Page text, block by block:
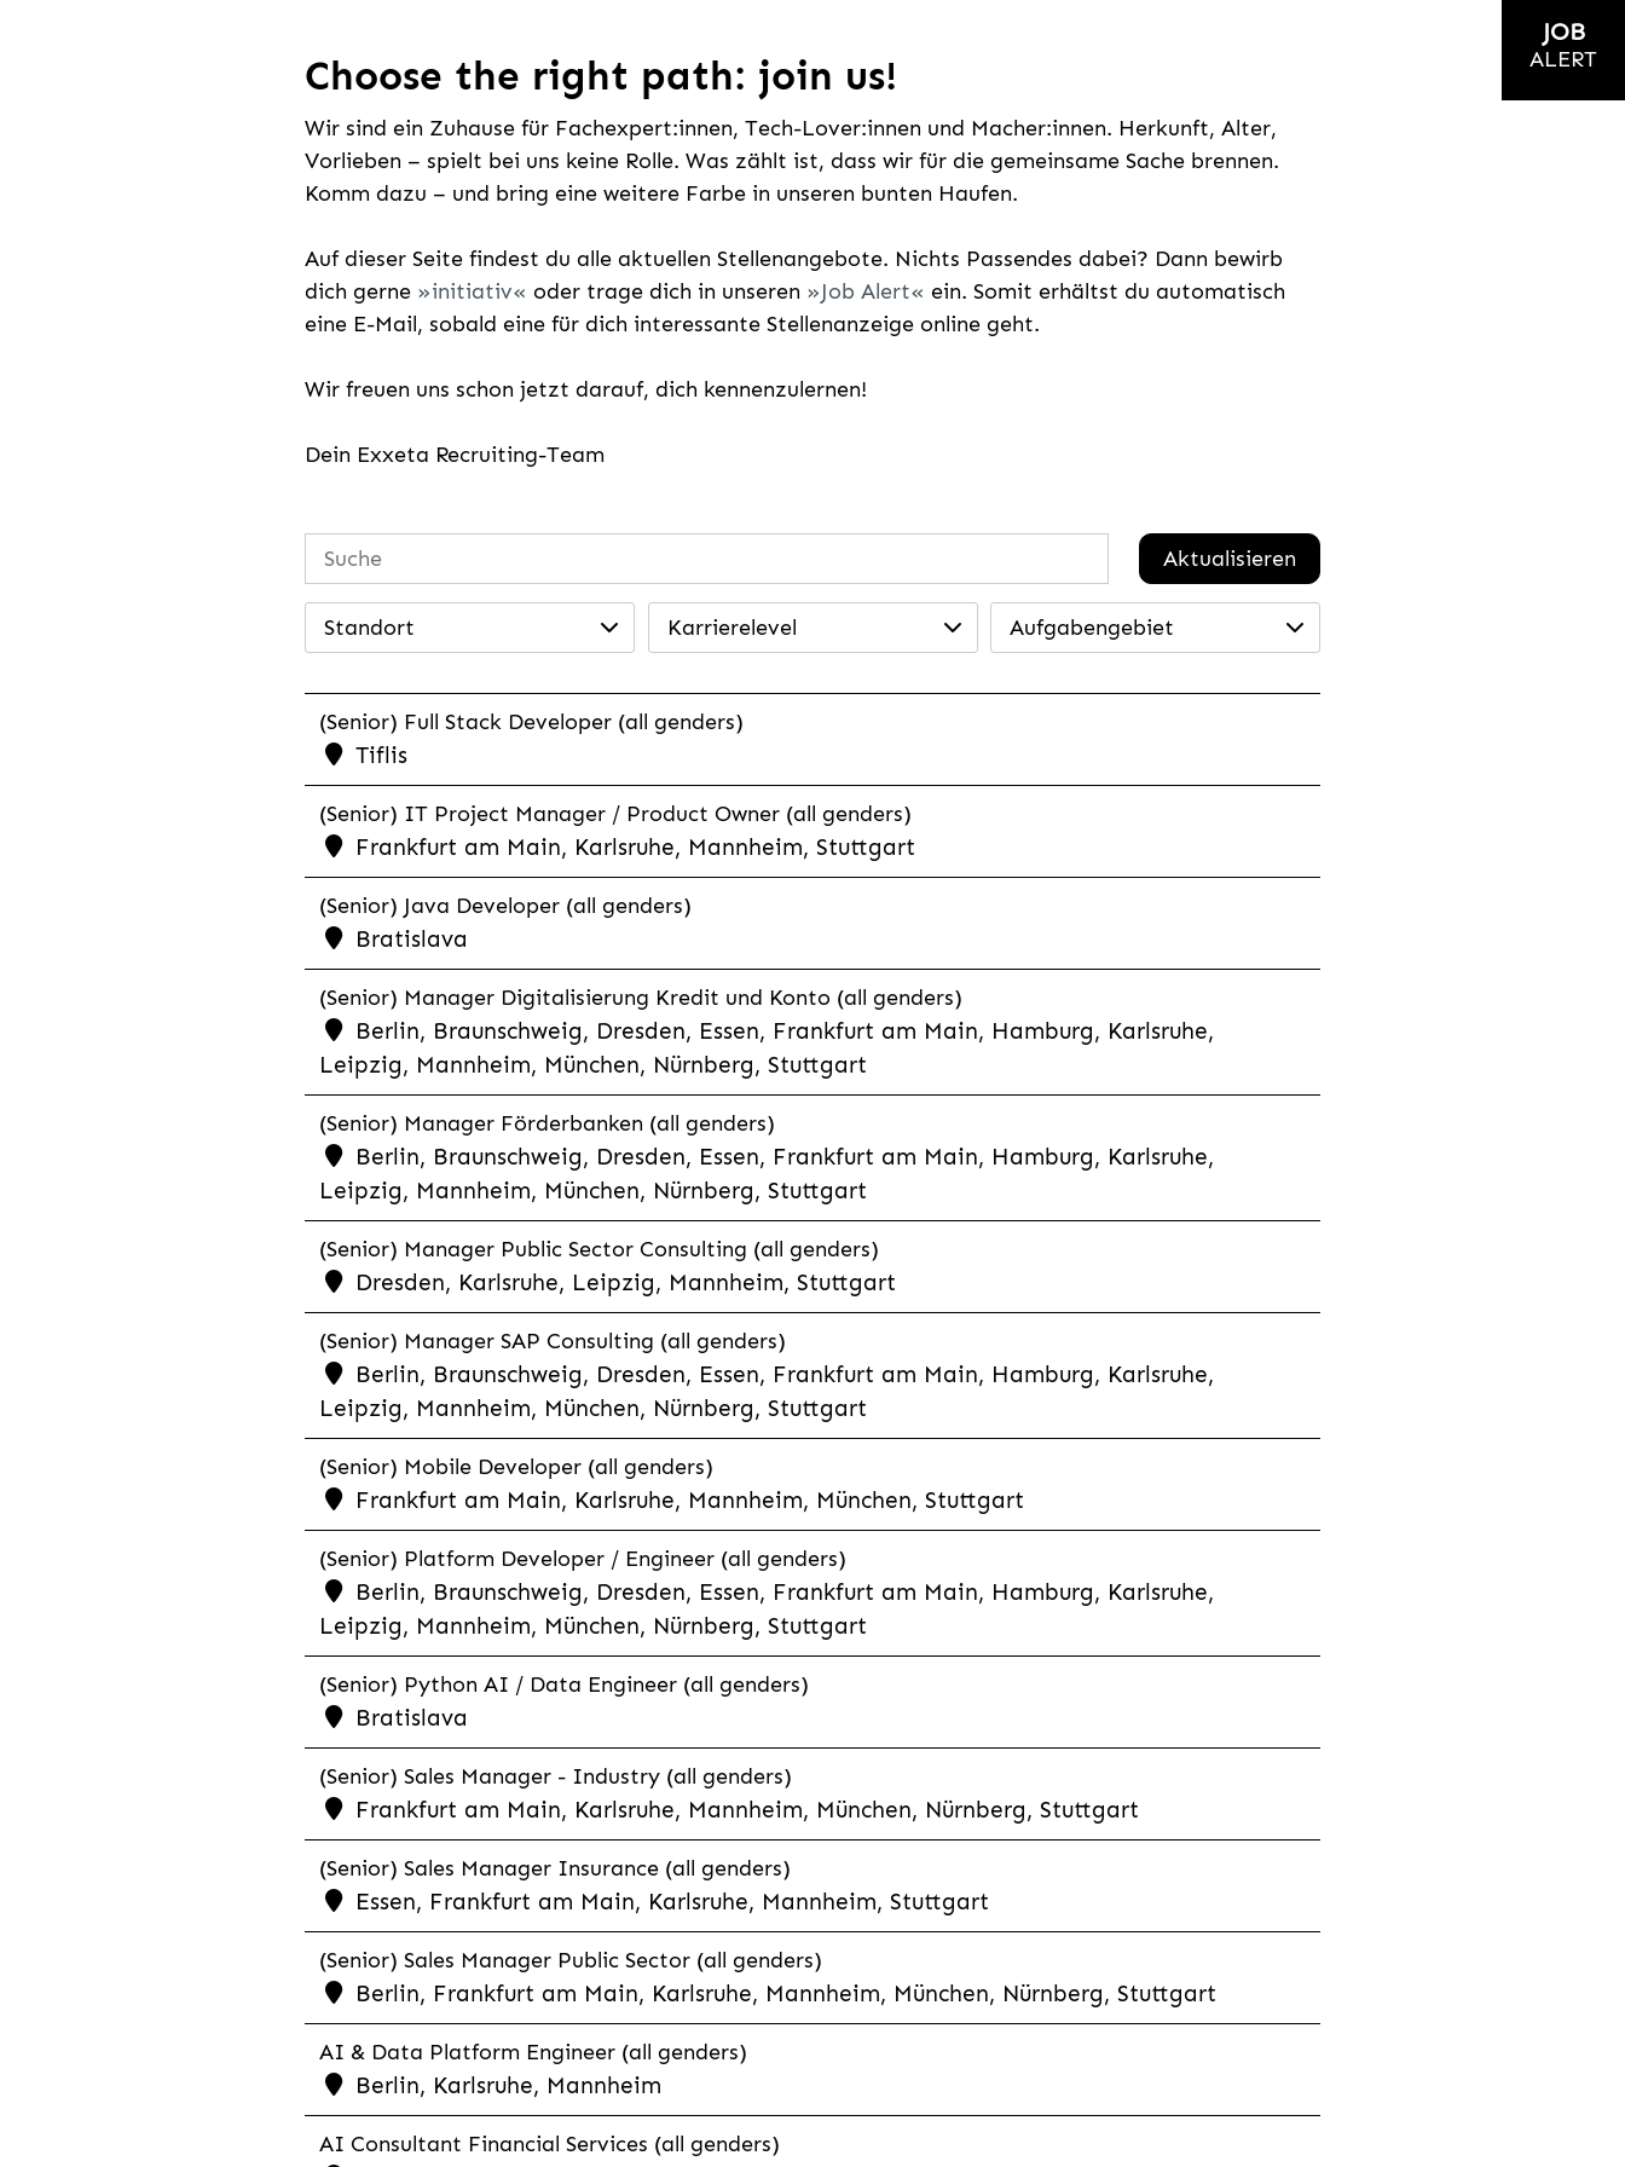
Choose the right path: join us!
Wir sind ein Zuhause für Fachexpert:innen, Tech-Lover:innen und Macher:innen. Herkunft, Alter,
Vorlieben – spielt bei uns keine Rolle. Was zählt ist, dass wir für die gemeinsame Sache brennen.
Komm dazu – und bring eine weitere Farbe in unseren bunten Haufen.
Auf dieser Seite findest du alle aktuellen Stellenangebote. Nichts Passendes dabei? Dann bewirb
dich gerne
initiativ oder trage dich in unseren Job Alert
ein. Somit erhältst du automatisch
eine E-Mail, sobald eine für dich interessante Stellenanzeige online geht.
Wir freuen uns schon jetzt darauf, dich kennenzulernen!
Dein Exxeta Recruiting-Team
Aktualisieren
Standort Karrierelevel Aufgabengebiet
(Senior) Full Stack Developer (all genders)
Tiflis
(Senior) IT Project Manager / Product Owner (all genders)
Frankfurt am Main, Karlsruhe, Mannheim, Stuttgart
(Senior) Java Developer (all genders)
Bratislava
(Senior) Manager Digitalisierung Kredit und Konto (all genders)
Berlin, Braunschweig, Dresden, Essen, Frankfurt am Main, Hamburg, Karlsruhe,
Leipzig, Mannheim, München, Nürnberg, Stuttgart
(Senior) Manager Förderbanken (all genders)
Berlin, Braunschweig, Dresden, Essen, Frankfurt am Main, Hamburg, Karlsruhe,
Leipzig, Mannheim, München, Nürnberg, Stuttgart
(Senior) Manager Public Sector Consulting (all genders)
Dresden, Karlsruhe, Leipzig, Mannheim, Stuttgart
(Senior) Manager SAP Consulting (all genders)
Berlin, Braunschweig, Dresden, Essen, Frankfurt am Main, Hamburg, Karlsruhe,
Leipzig, Mannheim, München, Nürnberg, Stuttgart
(Senior) Mobile Developer (all genders)
Frankfurt am Main, Karlsruhe, Mannheim, München, Stuttgart
(Senior) Platform Developer / Engineer (all genders)
Berlin, Braunschweig, Dresden, Essen, Frankfurt am Main, Hamburg, Karlsruhe,
Leipzig, Mannheim, München, Nürnberg, Stuttgart
(Senior) Python AI / Data Engineer (all genders)
Bratislava
(Senior) Sales Manager - Industry (all genders)
Frankfurt am Main, Karlsruhe, Mannheim, München, Nürnberg, Stuttgart
(Senior) Sales Manager Insurance (all genders)
Essen, Frankfurt am Main, Karlsruhe, Mannheim, Stuttgart
(Senior) Sales Manager Public Sector (all genders)
Berlin, Frankfurt am Main, Karlsruhe, Mannheim, München, Nürnberg, Stuttgart
AI & Data Platform Engineer (all genders)
Berlin, Karlsruhe, Mannheim
AI Consultant Financial Services (all genders)
JOB
ALERT